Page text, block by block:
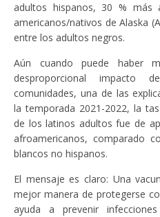
adultos hispanos, 30 %
americanos/nativos de Alaska
entre los adultos negros.
Aún cuando puede haber
desproporcional
comunidades, una de las
la temporada 2021-2022, la
de los latinos adultos fue de
afroamericanos, comparado
blancos no hispanos.
El mensaje es claro: Una
mejor manera de protegerse
ayuda a prevenir